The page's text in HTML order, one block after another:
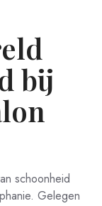
bij
schoonheid
Gelegen